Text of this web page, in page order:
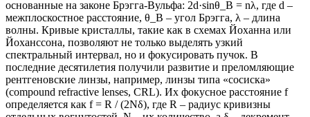
основанные на законе Брэгга-Вульфа: 2d·sinθ_B = nλ, где d –
межплоскостное расстояние, θ_B – угол Брэгга, λ – длина
волны. Кривые кристаллы, такие как в схемах Йоханна или
Йоханссона, позволяют не только выделять узкий
спектральный интервал, но и фокусировать пучок. В
последние десятилетия получили развитие и преломляющие
рентгеновские линзы, например, линзы типа «сосиска»
(compound refractive lenses, CRL). Их фокусное расстояние f
определяется как f = R / (2Nδ), где R – радиус кривизны